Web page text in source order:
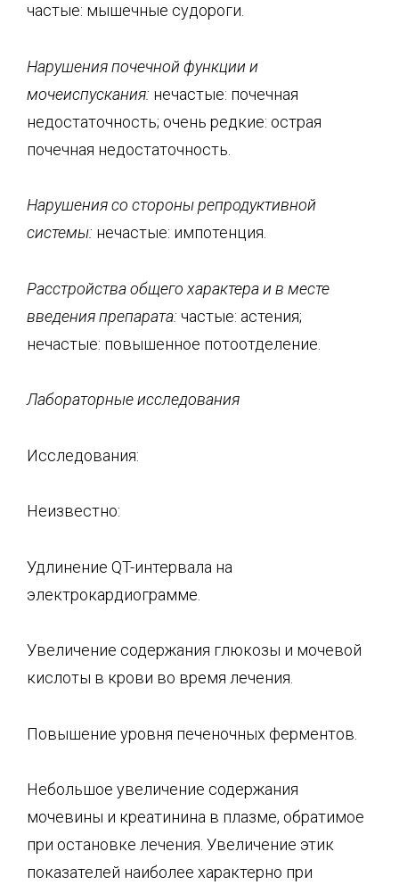
частые: мышечные судороги.
Нарушения почечной функции и
мочеиспускания: нечастые: почечная
недостаточность; очень редкие: острая
почечная недостаточность.
Нарушения со стороны репродуктивной
системы: нечастые: импотенция.
Расстройства общего характера и в месте
введения препарата: частые: астения;
нечастые: повышенное потоотделение.
Лабораторные исследования
Исследования:
Неизвестно:
Удлинение QT-интервала на
электрокардиограмме.
Увеличение содержания глюкозы и мочевой
кислоты в крови во время лечения.
Повышение уровня печеночных ферментов.
Небольшое увеличение содержания
мочевины и креатинина в плазме, обратимое
при остановке лечения. Увеличение этик
показателей наиболее характерно при